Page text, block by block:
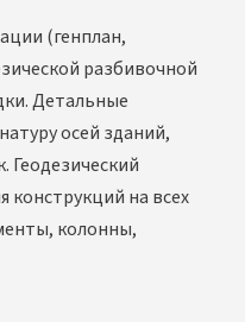
(генплан,
разбивочной
Детальные
осей зданий,
Геодезический
конструкций на всех
колонны,